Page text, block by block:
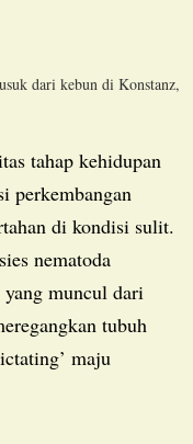
dari kebun di Konstanz,
perkembangan
di kondisi sulit.
nematoda
muncul dari
tubuh
maju